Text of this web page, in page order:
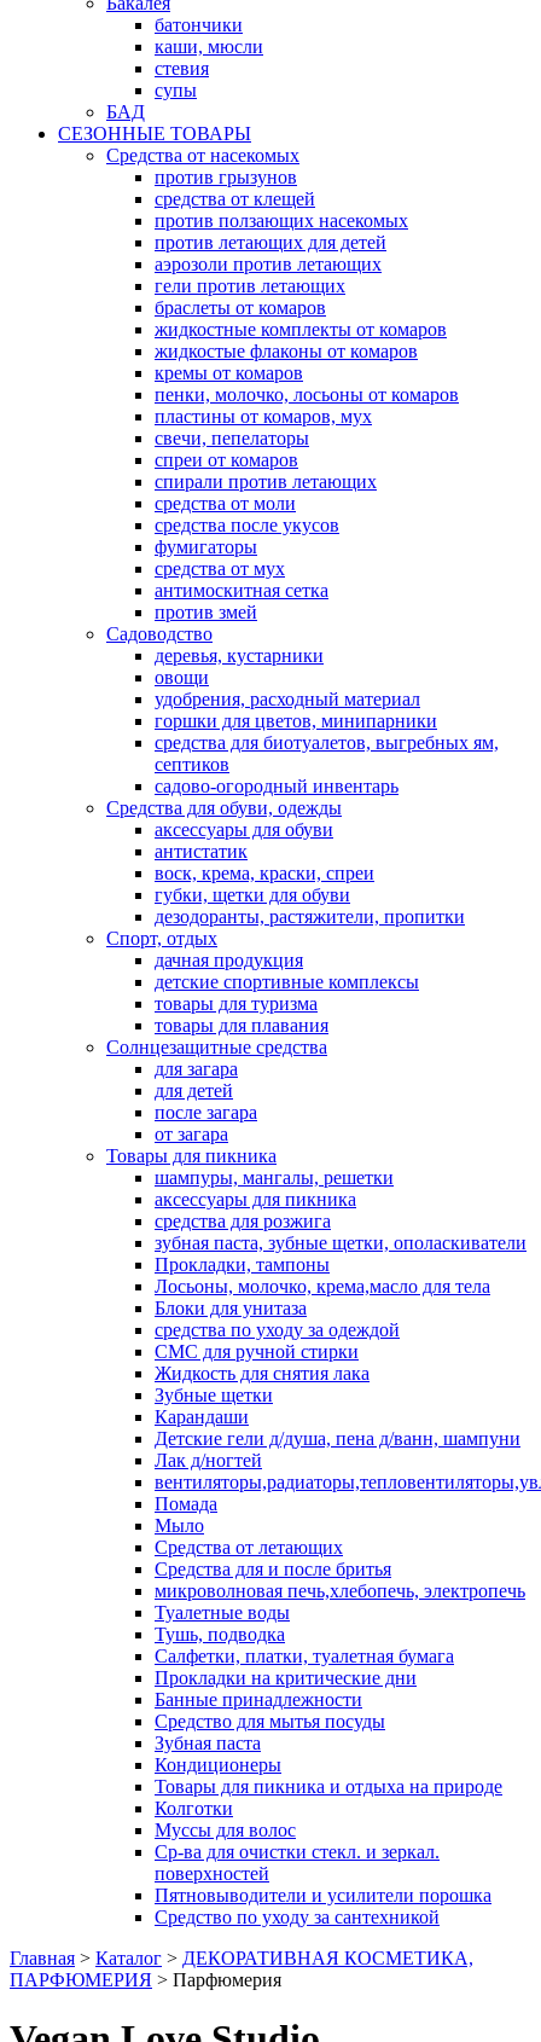
батончики
каши, мюсли
стевия
супы
БАД
СЕЗОННЫЕ ТОВАРЫ
Средства от насекомых
против грызунов
средства от клещей
против ползающих насекомых
против летающих для детей
аэрозоли против летающих
гели против летающих
браслеты от комаров
жидкостные комплекты от комаров
жидкостые флаконы от комаров
кремы от комаров
пенки, молочко, лосьоны от комаров
пластины от комаров, мух
свечи, пепелаторы
спреи от комаров
спирали против летающих
средства от моли
средства после укусов
фумигаторы
средства от мух
антимоскитная сетка
против змей
Садоводство
деревья, кустарники
овощи
удобрения, расходный материал
горшки для цветов, минипарники
средства для биотуалетов, выгребных ям,
септиков
садово-огородный инвентарь
Средства для обуви, одежды
аксессуары для обуви
антистатик
воск, крема, краски, спреи
губки, щетки для обуви
дезодоранты, растяжители, пропитки
Спорт, отдых
дачная продукция
детские спортивные комплексы
товары для туризма
товары для плавания
Солнцезащитные средства
для загара
для детей
после загара
от загара
Товары для пикника
шампуры, мангалы, решетки
аксессуары для пикника
средства для розжига
зубная паста, зубные щетки, ополаскиватели
Прокладки, тампоны
Лосьоны, молочко, крема,масло для тела
Блоки для унитаза
средства по уходу за одеждой
СМС для ручной стирки
Жидкость для снятия лака
Зубные щетки
Карандаши
Детские гели д/душа, пена д/ванн, шампуни
Лак д/ногтей
Помада
Мыло
Средства от летающих
Средства для и после бритья
микроволновая печь,хлебопечь, электропечь
Туалетные воды
Тушь, подводка
Салфетки, платки, туалетная бумага
Прокладки на критические дни
Банные принадлежности
Средство для мытья посуды
Зубная паста
Кондиционеры
Товары для пикника и отдыха на природе
Колготки
Муссы для волос
Ср-ва для очистки стекл. и зеркал.
поверхностей
Пятновыводители и усилители порошка
Средство по уходу за сантехникой
Главная > Каталог > ДЕКОРАТИВНАЯ КОСМЕТИКА,
ПАРФЮМЕРИЯ > Парфюмерия